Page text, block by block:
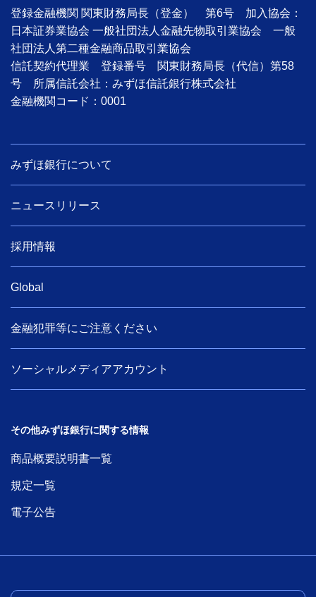
登録金融機関 関東財務局長（登金） 第6号 加入協会：
日本証券業協会 一般社団法人金融先物取引業協会 一般
社団法人第二種金融商品取引業協会
信託契約代理業 登録番号 関東財務局長（代信）第58
号 所属信託会社：みずほ信託銀行株式会社
金融機関コード：0001
みずほ銀行について
ニュースリリース
採用情報
Global
金融犯罪等にご注意ください
ソーシャルメディアアカウント
その他みずほ銀行に関する情報
商品概要説明書一覧
規定一覧
電子公告